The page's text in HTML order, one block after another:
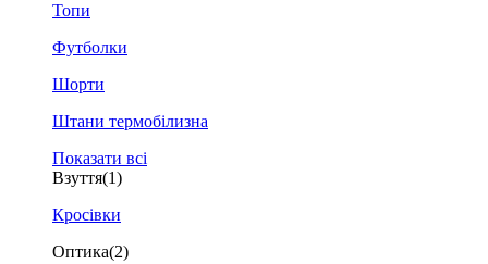
Топи
Футболки
Шорти
Штани термобілизна
Показати всі
Взуття(1)
Кросівки
Оптика(2)